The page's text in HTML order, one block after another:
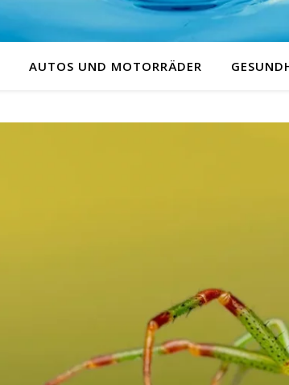
AUTOS UND MOTORRÄDER